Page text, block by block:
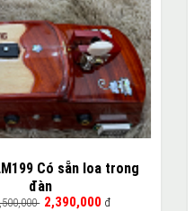
Có sẵn loa trong
đàn
2,390,000 đ